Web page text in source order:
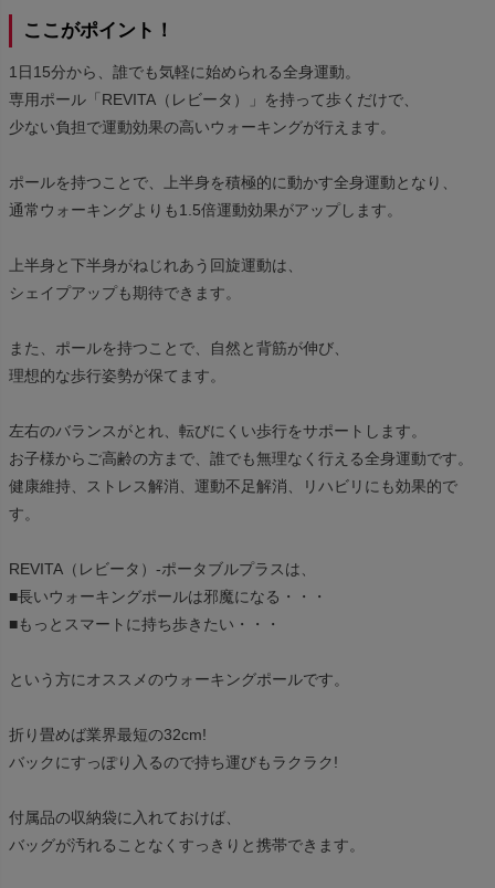
ここがポイント！
1日15分から、誰でも気軽に始められる全身運動。
専用ポール「REVITA（レビータ）」を持って歩くだけで、
少ない負担で運動効果の高いウォーキングが行えます。
ポールを持つことで、上半身を積極的に動かす全身運動となり、
通常ウォーキングよりも1.5倍運動効果がアップします。
上半身と下半身がねじれあう回旋運動は、
シェイプアップも期待できます。
また、ポールを持つことで、自然と背筋が伸び、
理想的な歩行姿勢が保てます。
左右のバランスがとれ、転びにくい歩行をサポートします。
お子様からご高齢の方まで、誰でも無理なく行える全身運動です。
健康維持、ストレス解消、運動不足解消、リハビリにも効果的で
す。
REVITA（レビータ）-ポータブルプラスは、
■長いウォーキングポールは邪魔になる・・・
■もっとスマートに持ち歩きたい・・・
という方にオススメのウォーキングポールです。
折り畳めば業界最短の32cm!
バックにすっぽり入るので持ち運びもラクラク!
付属品の収納袋に入れておけば、
バッグが汚れることなくすっきりと携帯できます。